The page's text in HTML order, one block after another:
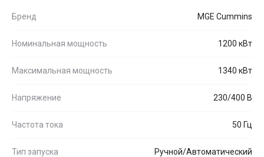
Бренд MGE Cummins
Номинальная мощность 1200 кВт
Максимальная мощность 1340 кВт
Напряжение 230/400 В
Частота тока 50 Гц
Тип запуска Ручной/Автоматический